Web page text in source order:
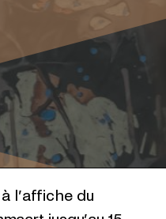
à l’affiche du